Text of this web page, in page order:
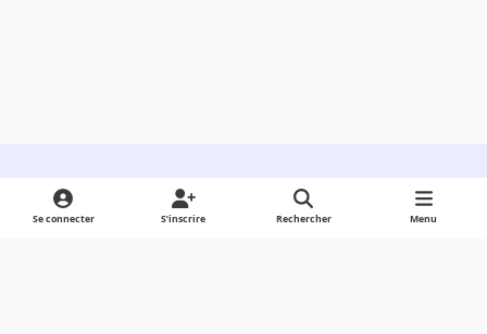
Light ModeDark ModeSystem Preference
Se connecter S’inscrire Rechercher Menu